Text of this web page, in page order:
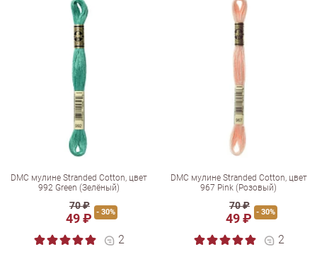
DMC мулине Stranded Cotton, цвет
992 Green (Зелёный)
70 ₽
49 ₽ - 30%
2
DMC мулине Stranded Cotton, цвет
967 Pink (Розовый)
70 ₽
49 ₽ - 30%
2